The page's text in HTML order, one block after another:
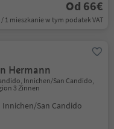
Od 66€
/ 1 mieszkanie w tym podatek VAT
Hermann
Innichen/San Candido,
3 Zinnen
Innichen/San Candido